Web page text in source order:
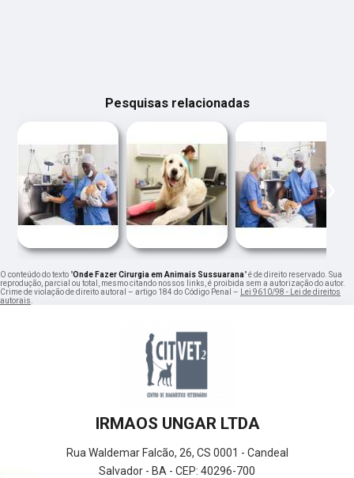
Pesquisas relacionadas
‹ ›
O conteúdo do texto "Onde Fazer Cirurgia em Animais Sussuarana" é de direito reservado. Sua
reprodução, parcial ou total, mesmo citando nossos links, é proibida sem a autorização do autor.
Crime de violação de direito autoral – artigo 184 do Código Penal –
Lei 9610/98 - Lei de direitos
autorais
IRMAOS UNGAR LTDA
Rua Waldemar Falcão, 26, CS 0001 - Candeal
Salvador - BA - CEP: 40296-700